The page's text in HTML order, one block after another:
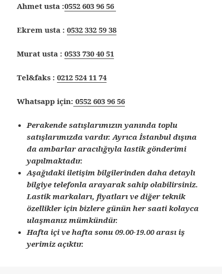
Ahmet usta :0552 603 96 56
Ekrem usta :0532 332 59 38
Murat usta :0533 730 40 51
Tel&faks :0212 524 11 74
Whatsapp için: 0552 603 96 56
Perakende satışlarımızın yanında toplu
satışlarımızda vardır. Ayrıca İstanbul dışına
da ambarlar aracılığıyla lastik gönderimi
yapılmaktadır.
Aşağıdaki iletişim bilgilerinden daha detaylı
bilgiye telefonla arayarak sahip olabilirsiniz.
Lastik markaları, fiyatları ve diğer teknik
özellikler için bizlere günün her saati kolayca
ulaşmanız mümkündür.
Hafta içi ve hafta sonu 09.00-19.00 arası iş
yerimiz açıktır.